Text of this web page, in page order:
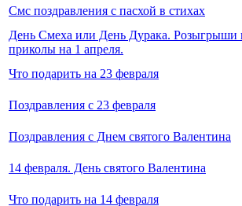
Смс поздравления с пасхой в стихах
День Смеха или День Дурака. Розыгрыши
приколы на 1 апреля.
Что подарить на 23 февраля
Поздравления с 23 февраля
Поздравления с Днем святого Валентина
14 февраля. День святого Валентина
Что подарить на 14 февраля